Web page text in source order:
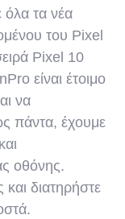
όλα τα νέα
του Pixel
Pixel 10
είναι έτοιμο
να
πάντα, έχουμε
οθόνης.
διατηρήστε